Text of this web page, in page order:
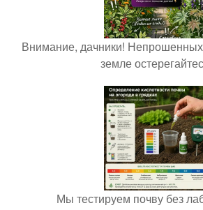
Внимание, дачники!
земле
Мы тестируем почву без